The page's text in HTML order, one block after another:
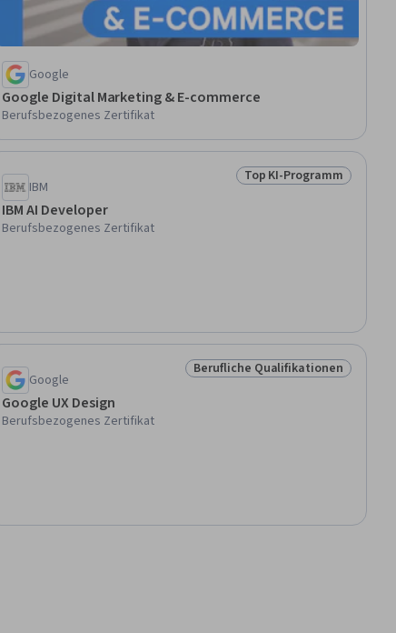
Google
Google Digital Marketing & E-commerce
Berufsbezogenes Zertifikat
Status: Top KI-
Top KI-Programm
IBM
IBM AI Developer
Berufsbezogenes Zertifikat
Status: Berufliche
Berufliche Qualifikationen
Google
Google UX Design
Berufsbezogenes Zertifikat